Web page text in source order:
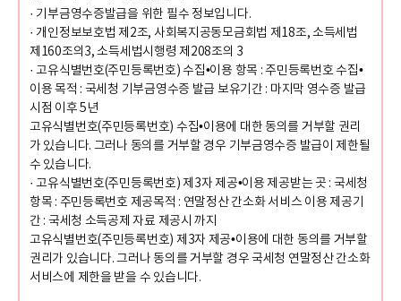
· 기부금영수증발급을 위한 필수 정보입니다.
· 개인정보보호법 제2조, 사회복지공동모금회법 제18조, 소득세법
제160조의3, 소득세법시행령 제208조의 3
· 고유식별번호(주민등록번호) 수집•이용 항목 : 주민등록번호 수집•
이용 목적 : 국세청 기부금영수증 발급 보유기간 : 마지막 영수증 발급
시점 이후 5년
고유식별번호(주민등록번호) 수집•이용에 대한 동의를 거부할 권리
가 있습니다. 그러나 동의를 거부할 경우 기부금영수증 발급이 제한될
수 있습니다.
· 고유식별번호(주민등록번호) 제3자 제공•이용 제공받는 곳 : 국세청
항목 : 주민등록번호 제공목적 : 연말정산 간소화 서비스 이용 제공기
간 : 국세청 소득공제 자료 제공시 까지
고유식별번호(주민등록번호) 제3자 제공•이용에 대한 동의를 거부할
권리가 있습니다. 그러나 동의를 거부할 경우 국세청 연말정산 간소화
서비스에 제한을 받을 수 있습니다.